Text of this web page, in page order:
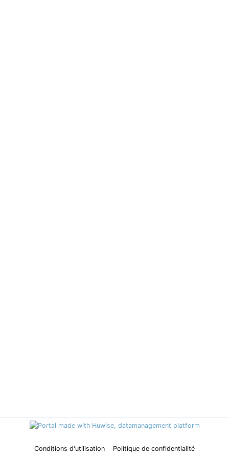
Conditions d'utilisation Politique de confidentialité